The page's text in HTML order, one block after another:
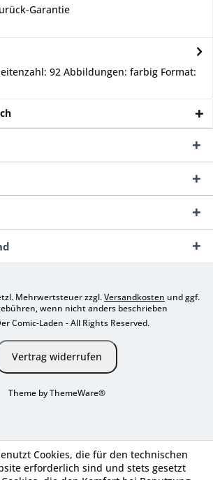
Garantie
92 Abbildungen: farbig Format:
Mehrwertsteuer zzgl.Versandkosten und ggf.
wenn nicht anders beschrieben
Comic-Laden - All Rights Reserved.
Vertrag widerrufen
Theme byThemeWare®
Cookies, die für den technischen
erforderlich sind und stets gesetzt